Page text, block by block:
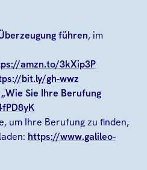
führen, im
amzn.to/3kXip3P
bit.ly/gh-wwz
„Wie Sie Ihre Berufung
um Ihre Berufung zu finden,
https://www.galileo-